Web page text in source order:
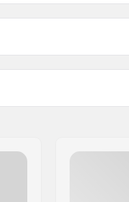
Nicht enthalten
Ja